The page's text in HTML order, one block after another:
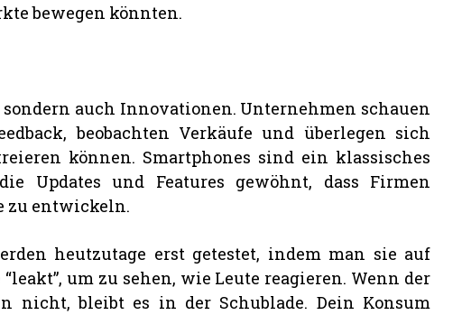
bewegen könnten.
auch Innovationen. Unternehmen schauen
beobachten Verkäufe und überlegen sich
können. Smartphones sind ein klassisches
Updates und Features gewöhnt, dass Firmen
zu entwickeln.
heutzutage erst getestet, indem man sie auf
um zu sehen, wie Leute reagieren. Wenn der
nicht, bleibt es in der Schublade. Dein Konsum